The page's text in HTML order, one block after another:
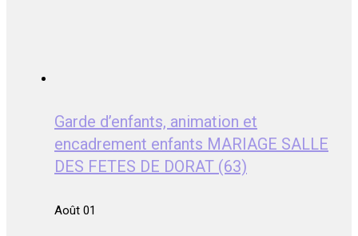
Garde d’enfants, animation et
encadrement enfants MARIAGE SALLE
DES FETES DE DORAT (63)
Août 01